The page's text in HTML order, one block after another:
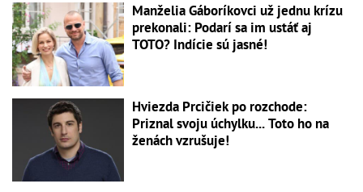
Manželia Gáboríkovci už jednu krízu
prekonali: Podarí sa im ustáť aj
TOTO? Indície sú jasné!
Hviezda Prcičiek po rozchode:
Priznal svoju úchylku... Toto ho na
ženách vzrušuje!